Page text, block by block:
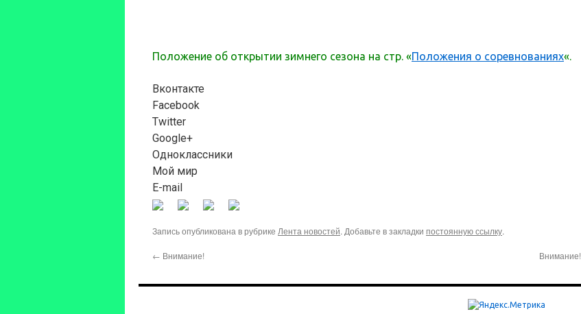
Положение об открытии зимнего сезона на стр. «Положения о соревнованиях«.
Вконтакте
Facebook
Twitter
Google+
Одноклассники
Мой мир
E-mail
Запись опубликована в рубрике Лента новостей. Добавьте в закладки постоянную ссылку.
← Внимание! Внимание!